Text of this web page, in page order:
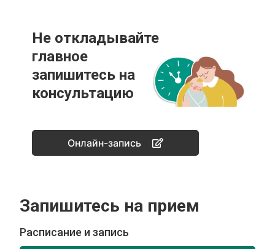
Не откладывайте
главное
запишитесь на
консультацию
Онлайн-запись
Запишитесь на прием
Расписание и запись